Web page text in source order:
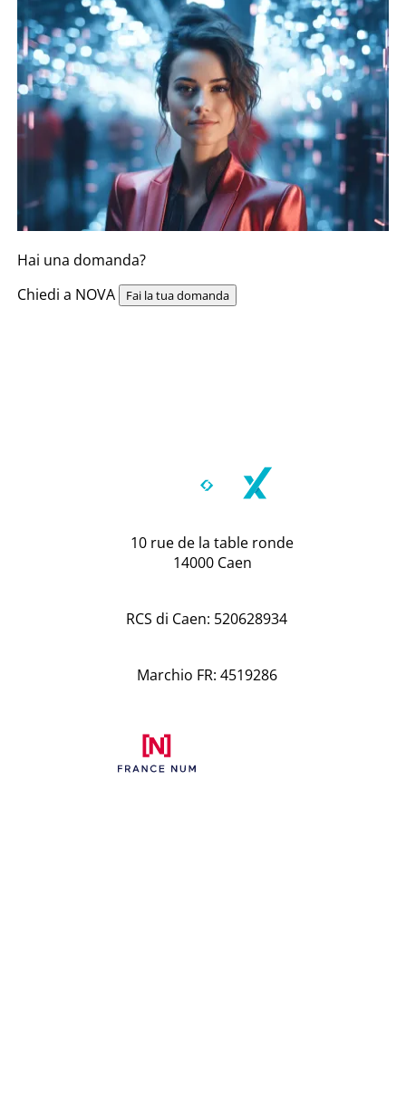
Hai una domanda?
Chiedi a NOVA
Fai la tua domanda
10 rue de la table ronde
14000 Caen
RCS di Caen: 520628934
Marchio FR: 4519286